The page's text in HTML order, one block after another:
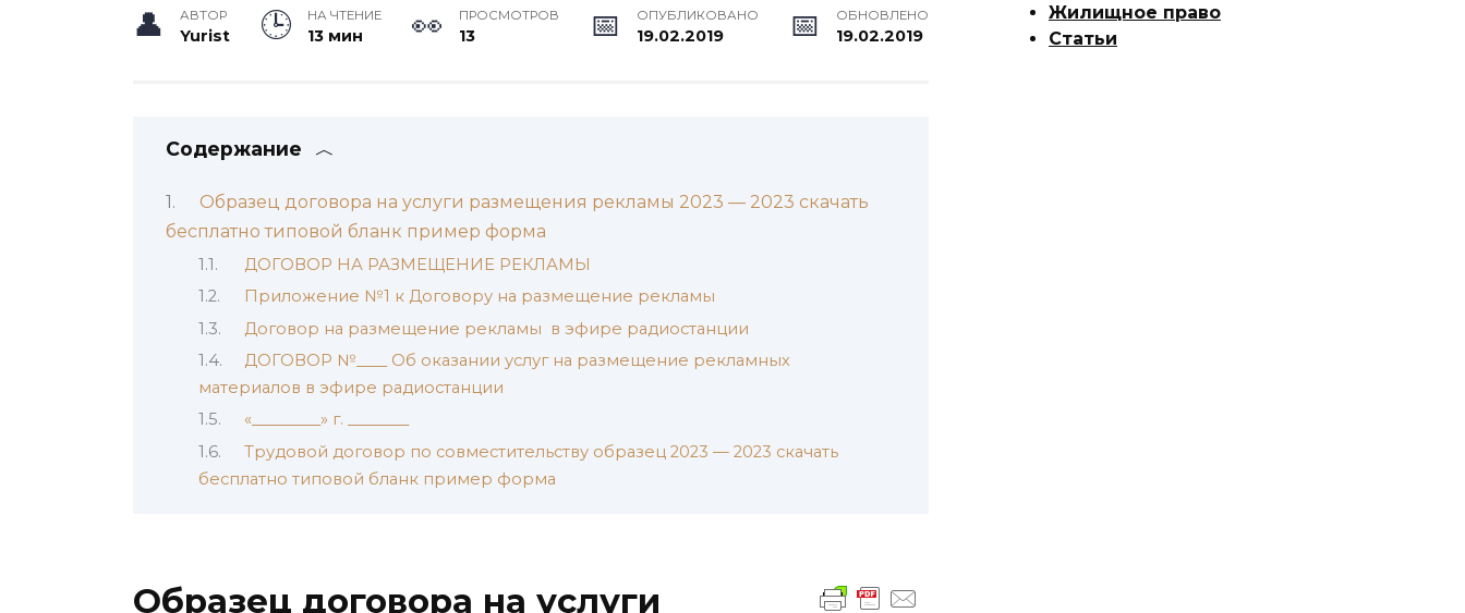
АВТОР
Yurist
НА ЧТЕНИЕ
13 мин
ПРОСМОТРОВ
13
ОПУБЛИКОВАНО
19.02.2019
ОБНОВЛЕНО
19.02.2019
Содержание
Образец договора на услуги размещения рекламы 2023 — 2023 скачать
бесплатно типовой бланк пример форма
ДОГОВОР НА РАЗМЕЩЕНИЕ РЕКЛАМЫ
Приложение №1 к Договору на размещение рекламы
Договор на размещение рекламы в эфире радиостанции
ДОГОВОР №____ Об оказании услуг на размещение рекламных
материалов в эфире радиостанции
«_________» г. ________
Трудовой договор по совместительству образец 2023 — 2023 скачать
бесплатно типовой бланк пример форма
Образец договора на услуги
Жилищное право
Статьи